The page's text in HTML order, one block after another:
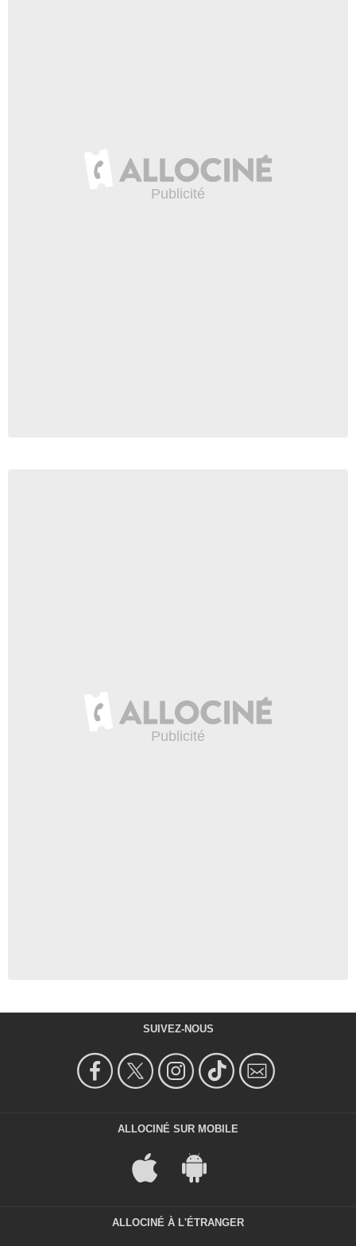
SUIVEZ-NOUS
ALLOCINÉ SUR MOBILE
ALLOCINÉ À L'ÉTRANGER